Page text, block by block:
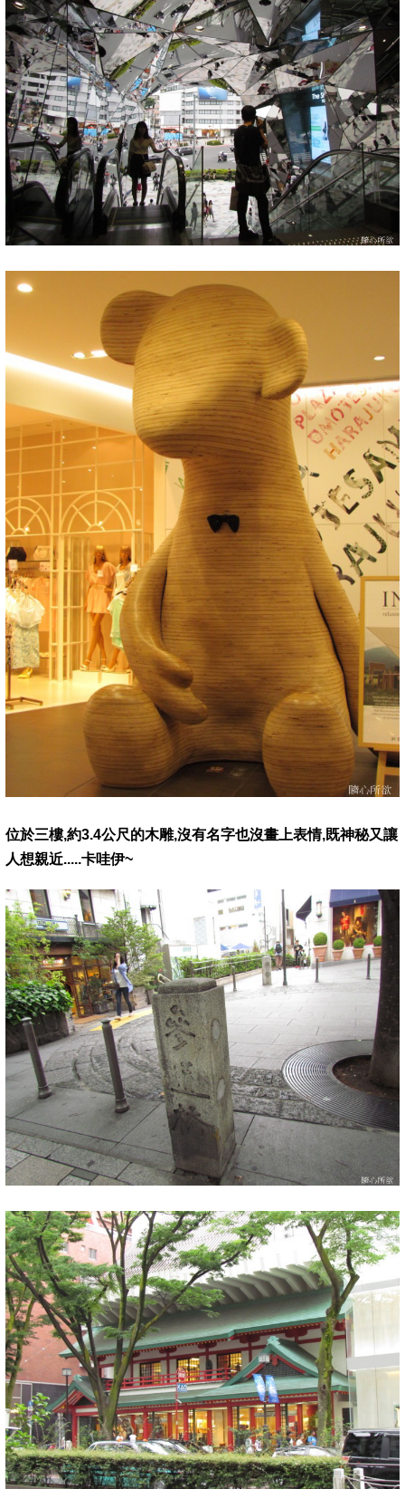
位於三樓,約3.4公尺的木雕,沒有名字也沒畫上表情,既神秘又讓
人想親近.....卡哇伊~